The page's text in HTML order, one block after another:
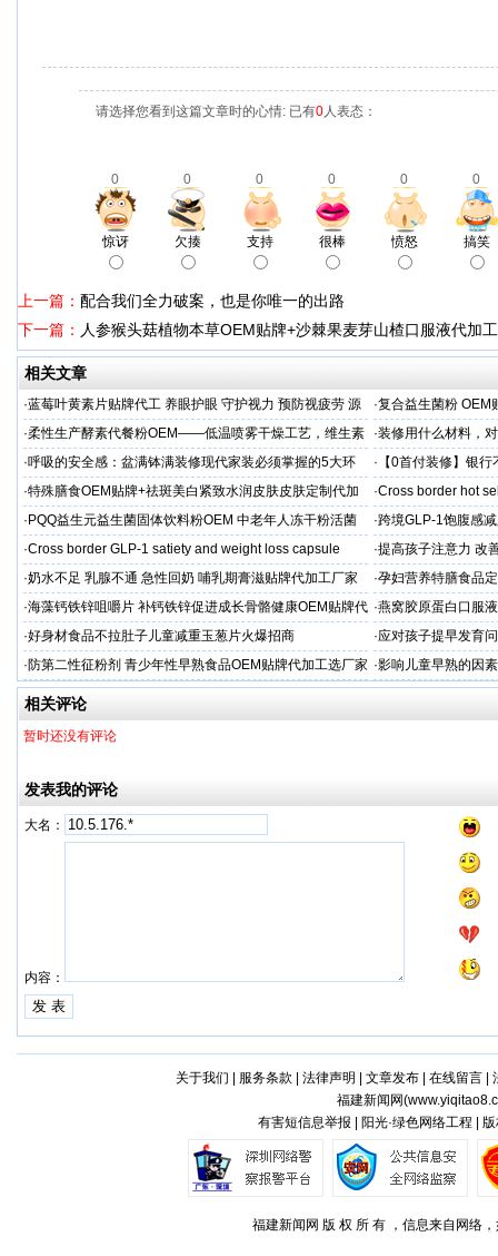
请选择您看到这篇文章时的心情: 已有0人表态：
0 0 0 0 0 0
惊讶 欠揍 支持 很棒 愤怒 搞笑
上一篇： 配合我们全力破案，也是你唯一的出路
下一篇： 人参猴头菇植物本草OEM贴牌+沙棘果麦芽山楂口服液代加工
相关文章
·蓝莓叶黄素片贴牌代工 养眼护眼 守护视力 预防视疲劳 源
头直供
·复合益生菌粉 OEM
业制造商
·柔性生产酵素代餐粉OEM——低温喷雾干燥工艺，维生素
C保留率≥95%
·装修用什么材料，
·呼吸的安全感：盆满钵满装修现代家装必须掌握的5大环
保准则
· 【0首付装修】银
贷，月供少还30%！
·特殊膳食OEM贴牌+祛斑美白紧致水润皮肤皮肤定制代加
工厂家
·Cross border hot
· PQQ益生元益生菌固体饮料粉OEM 中老年人冻干粉活菌
粉贴牌代加工
·跨境GLP-1饱腹感
·Cross border GLP-1 satiety and weight loss capsule ·提高孩子注意力 改
·奶水不足 乳腺不通 急性回奶 哺乳期膏滋贴牌代加工厂家 ·孕妇营养特膳食品
工厂
·海藻钙铁锌咀嚼片 补钙铁锌促进成长骨骼健康OEM贴牌代
加工
·燕窝胶原蛋白口服
牌
·好身材食品不拉肚子儿童减重玉葱片火爆招商 ·应对孩子提早发育
答案
·防第二性征粉剂 青少年性早熟食品OEM贴牌代加工选厂家 ·影响儿童早熟的因
代工厂
相关评论
暂时还没有评论
发表我的评论
大名：
内容：
关于我们 服务条款 法律声明 文章发布| 在线留言|
福建新闻网(
有害短信息举报 | 阳光·绿色网络工程 |
福建新闻网 版 权 所 有 ，信息来自网络